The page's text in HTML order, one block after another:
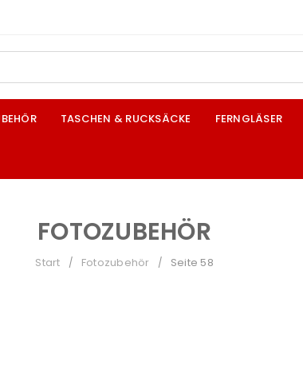
TASCHEN & RUCKSÄCKE FERNGLÄSER
FOTOZUBEHÖR
Start / Fotozubehör / Seite 58